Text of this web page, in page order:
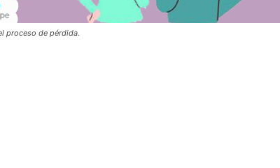
proceso de pérdida.